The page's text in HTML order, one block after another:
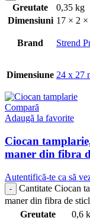
Greutate
0,35 kg
Dimensiuni 17 × 2 ×
Brand Strend
Dimensiune 24 x 27
Compară
Adaugă la favorite
Ciocan
maner din fibra
Autentifică-te ca să
Cantitate Ciocan
maner din fibra de
Greutate
0,6